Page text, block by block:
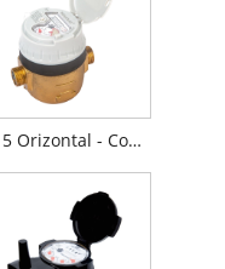
R315 Orizontal - Contor de apă volumetric